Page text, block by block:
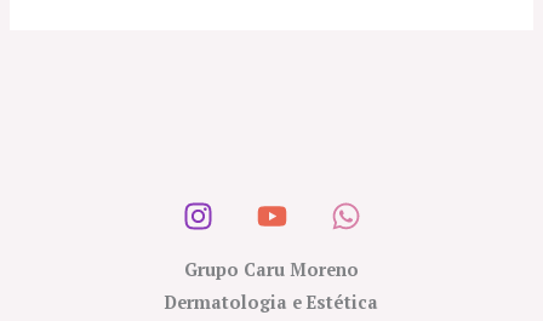
Grupo Caru Moreno
Dermatologia e Estética